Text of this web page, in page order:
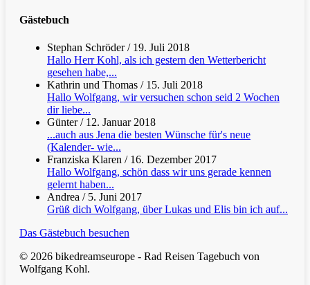
Gästebuch
Stephan Schröder/ 19. Juli 2018
Hallo Herr Kohl, als ich gestern den Wetterbericht
gesehen habe,...
Kathrin und Thomas / 15. Juli 2018
Hallo Wolfgang, wir versuchen schon seid 2 Wochen
dir liebe...
Günter/ 12. Januar 2018
...auch aus Jena die besten Wünsche für's neue
(Kalender- wie...
Franziska Klaren / 16. Dezember 2017
Hallo Wolfgang, schön dass wir uns gerade kennen
gelernt haben...
Andrea / 5. Juni 2017
Grüß dich Wolfgang, über Lukas und Elis bin ich auf...
Das Gästebuch besuchen
© 2026 bikedreamseurope - Rad Reisen Tagebuch von
Wolfgang Kohl.